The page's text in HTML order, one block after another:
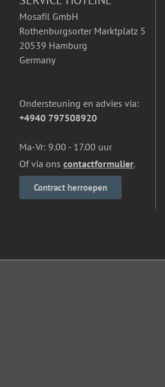
Mosafil GmbH
Rothenburgsorter Marktplatz 5
20539 Hamburg
Germany
Ondersteuning en advies via:
+4940 797508920
Ma-Vr: 9.00 - 17.00 uur
Of via ons contactformulier.
Contract herroepen